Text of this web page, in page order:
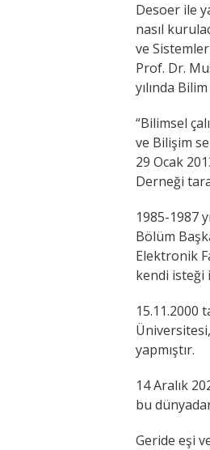
Desoer ile
nasıl
ve
Prof. Dr.
yılında
“Bilimsel
ve Bilişim
29 Ocak
Derneği
1985-1987
Bölüm
Elektronik
kendi isteği
15.11.2000
yapmıştır.
14 Aralık
bu
Geride eşi